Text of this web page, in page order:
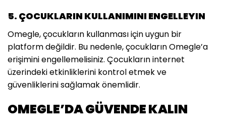
5. ÇOCUKLARIN KULLANIMINI ENGELLEYIN
Omegle, çocukların kullanması için uygun bir
platform değildir. Bu nedenle, çocukların Omegle’a
erişimini engellemelisiniz. Çocukların internet
üzerindeki etkinliklerini kontrol etmek ve
güvenliklerini sağlamak önemlidir.
OMEGLE’DA GÜVENDE KALIN